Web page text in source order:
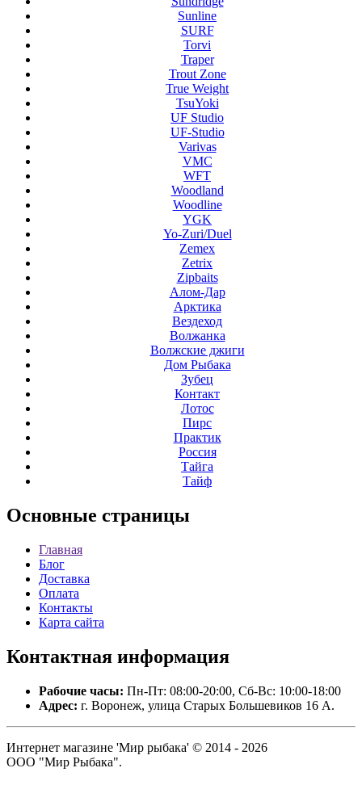
Sunline
SURF
Torvi
Traper
Trout Zone
True Weight
TsuYoki
UF Studio
UF-Studio
Varivas
VMC
WFT
Woodland
Woodline
YGK
Yo-Zuri/Duel
Zemex
Zetrix
Zipbaits
Алом-Дар
Арктика
Вездеход
Волжанка
Волжские джиги
Дом Рыбака
Зубец
Контакт
Лотос
Пирс
Практик
Россия
Тайга
Тайф
Основные страницы
Главная
Блог
Доставка
Оплата
Контакты
Карта сайта
Контактная информация
Рабочие часы: Пн-Пт: 08:00-20:00, Сб-Вс: 10:00-18:00
Адрес: г. Воронеж, улица Старых Большевиков 16 А.
Интернет магазине 'Мир рыбака' © 2014 - 2026
ООО "Мир Рыбака".